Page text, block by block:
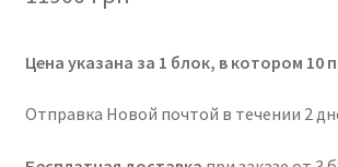
Цена указана за 1 блок, в котором 10
Отправка Новой почтой в течении 2